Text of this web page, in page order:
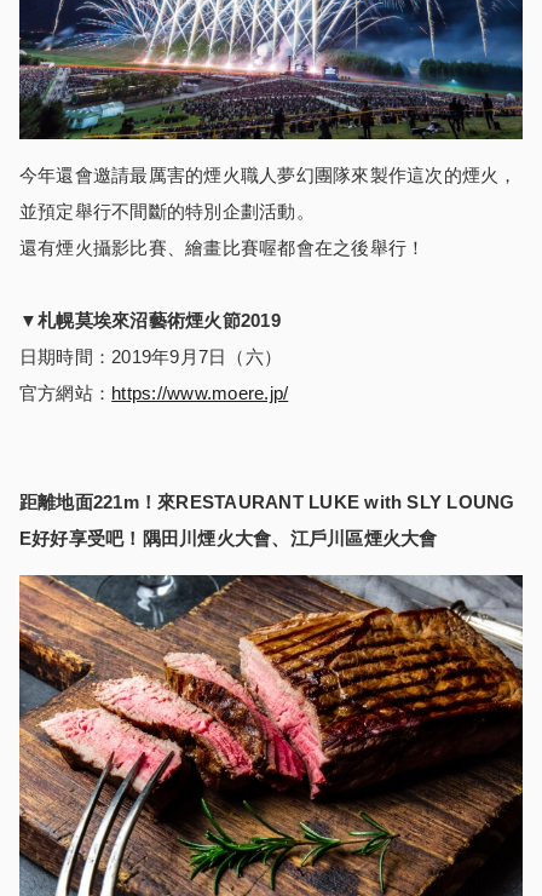
今年還會邀請最厲害的煙火職人夢幻團隊來製作這次的煙火，
並預定舉行不間斷的特別企劃活動。
還有煙火攝影比賽、繪畫比賽喔都會在之後舉行！
▼札幌莫埃來沼藝術煙火節2019
日期時間：2019年9月7日（六）
官方網站： https://www.moere.jp/
距離地面221m！來RESTAURANT LUKE with SLY LOUNG
E好好享受吧！隅田川煙火大會、江戶川區煙火大會